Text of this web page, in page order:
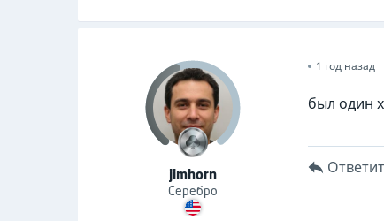
jimhorn
Серебро
1 год назад
был один